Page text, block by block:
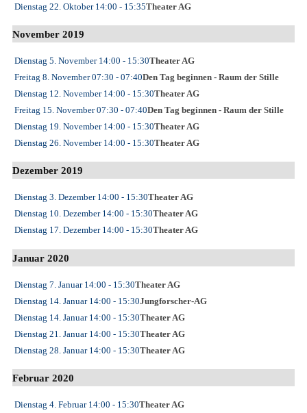
Dienstag 22. Oktober14:00 - 15:35Theater AG
November 2019
Dienstag 5. November14:00 - 15:30Theater AG
Freitag 8. November07:30 - 07:40Den Tag beginnen - Raum der Stille
Dienstag 12. November14:00 - 15:30Theater AG
Freitag 15. November07:30 - 07:40Den Tag beginnen - Raum der Stille
Dienstag 19. November14:00 - 15:30Theater AG
Dienstag 26. November14:00 - 15:30Theater AG
Dezember 2019
Dienstag 3. Dezember14:00 - 15:30Theater AG
Dienstag 10. Dezember14:00 - 15:30Theater AG
Dienstag 17. Dezember14:00 - 15:30Theater AG
Januar 2020
Dienstag 7. Januar14:00 - 15:30Theater AG
Dienstag 14. Januar14:00 - 15:30Jungforscher-AG
Dienstag 14. Januar14:00 - 15:30Theater AG
Dienstag 21. Januar14:00 - 15:30Theater AG
Dienstag 28. Januar14:00 - 15:30Theater AG
Februar 2020
Dienstag 4. Februar14:00 - 15:30Theater AG